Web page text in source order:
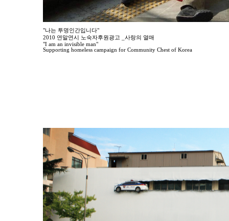
"나는 투명인간입니다"
2010 연말연시 노숙자후원광고 _사랑의 열매
"I am an invisible man"
Supporting homeless campaign for Community Chest of Korea